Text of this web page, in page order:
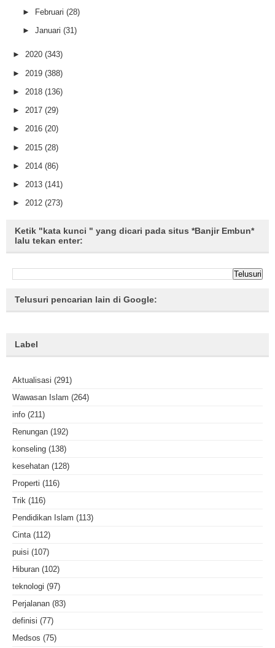
► Februari (28)
► Januari (31)
► 2020 (343)
► 2019 (388)
► 2018 (136)
► 2017 (29)
► 2016 (20)
► 2015 (28)
► 2014 (86)
► 2013 (141)
► 2012 (273)
Ketik "kata kunci " yang dicari pada situs *Banjir Embun*
lalu tekan enter:
Telusuri pencarian lain di Google:
Label
Aktualisasi (291)
Wawasan Islam (264)
info (211)
Renungan (192)
konseling (138)
kesehatan (128)
Properti (116)
Trik (116)
Pendidikan Islam (113)
Cinta (112)
puisi (107)
Hiburan (102)
teknologi (97)
Perjalanan (83)
definisi (77)
Medsos (75)